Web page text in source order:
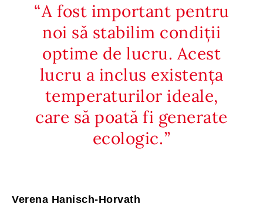
A fost important pentru
noi să stabilim condiții
optime de lucru. Acest
lucru a inclus existența
temperaturilor ideale,
care să poată fi generate
ecologic.
Verena Hanisch-Horvath